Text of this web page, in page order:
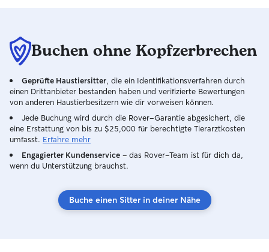
Buchen ohne Kopfzerbrechen
Geprüfte Haustiersitter , die ein Identifikationsverfahren durch
einen Drittanbieter bestanden haben und verifizierte Bewertungen
von anderen Haustierbesitzern wie dir vorweisen können.
Jede Buchung wird durch die Rover-Garantie abgesichert, die
eine Erstattung von bis zu $25,000 für berechtigte Tierarztkosten
umfasst. Erfahre mehr
Engagierter Kundenservice – das Rover-Team ist für dich da,
wenn du Unterstützung brauchst.
Buche einen Sitter in deiner Nähe